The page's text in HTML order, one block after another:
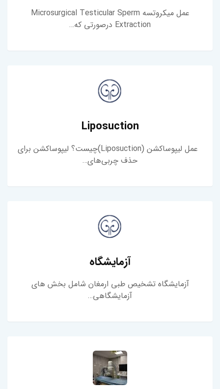
عمل میکروتسه Microsurgical Testicular Sperm
Extraction درصورتی که…
Liposuction
عمل لیپوساکشن (Liposuction)چیست؟ لیپوساکشن برای
حذف چربی‌های…
آزمایشگاه
آزمایشگاه تشخیص طبی ارمغان شامل بخش های
آزمایشگاهی…